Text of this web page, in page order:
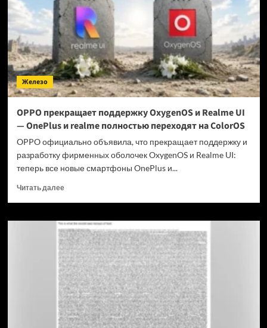
Железо
OPPO прекращает поддержку OxygenOS и Realme UI
— OnePlus и realme полностью переходят на ColorOS
OPPO официально объявила, что прекращает поддержку и
разработку фирменных оболочек OxygenOS и Realme UI:
теперь все новые смартфоны OnePlus и...
Читать далееПрочитать
OPPO
прекращает
поддержку
OxygenOS
и
Realme
UI
—
OnePlus
и